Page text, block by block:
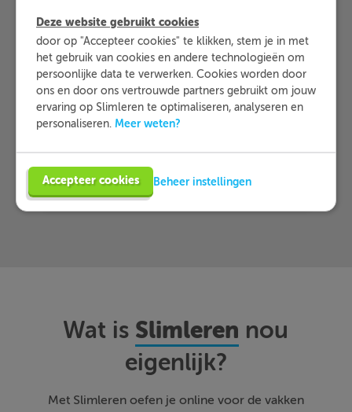
… en dat zij Slimleren gemiddeld
beoordelenmet een 9,2!
Meer informatie
Probeer nu 1 week gratis
Wat is Slimleren nou
eigenlijk?
Met Slimleren oefen je online voor de vakken
Deze website gebruikt cookies
door op "Accepteer cookies" te klikken, stem je in met
het gebruik van cookies en andere technologieën om
persoonlijke data te verwerken. Cookies worden door
ons en door ons vertrouwde partners gebruikt om jouw
ervaring op Slimleren te optimaliseren, analyseren en
personaliseren. Meer weten?
Accepteer cookies Beheer instellingen